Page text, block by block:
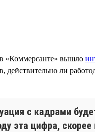
«Коммерсанте» вышло
ли
с кадрами
эта цифра,